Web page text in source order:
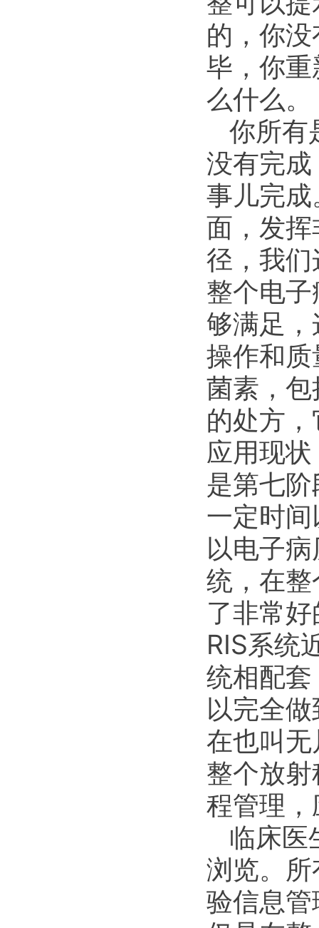
的，你
毕，你
么什么。
你所有
没有完
事儿完
面，发
径，我
整个电
够满足
操作和
菌素，
的处方
应用现
是第七
一定时
以电子
统，在
了非常
RIS系统
统相配
以完全
在也叫
整个放
程管理
临床医
浏览。
验信息